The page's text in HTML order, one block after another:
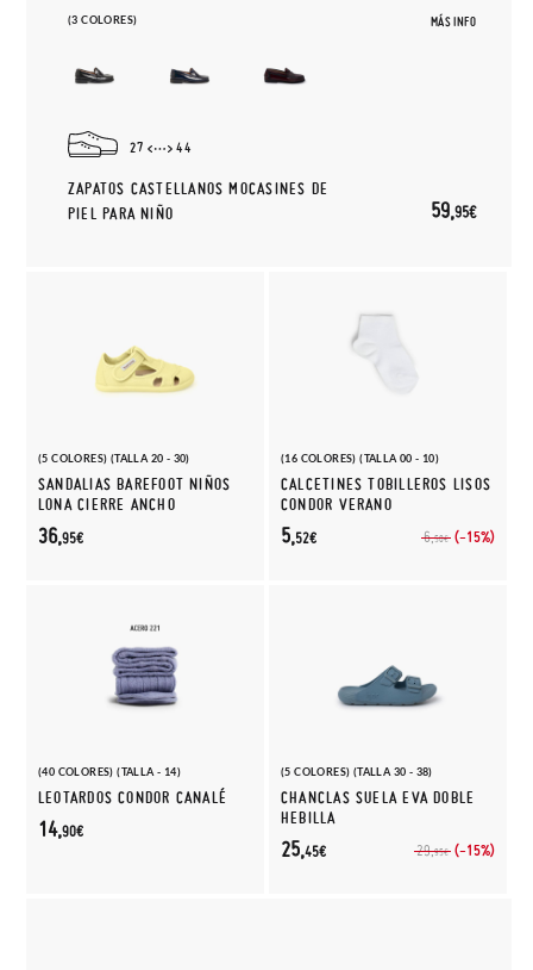
(3 COLORES) MÁS INFO
27 44
ZAPATOS CASTELLANOS MOCASINES DE
PIEL PARA NIÑO
59,95€
(5 COLORES) (TALLA 20 - 30)
SANDALIAS BAREFOOT NIÑOS
LONA CIERRE ANCHO
36,95€
(16 COLORES) (TALLA 00 - 10)
CALCETINES TOBILLEROS LISOS
CONDOR VERANO
6,50€ (-15%)
5,52€
(40 COLORES) (TALLA - 14)
LEOTARDOS CONDOR CANALÉ
14,90€
(5 COLORES) (TALLA 30 - 38)
CHANCLAS SUELA EVA DOBLE
HEBILLA
29,95€ (-15%)
25,45€